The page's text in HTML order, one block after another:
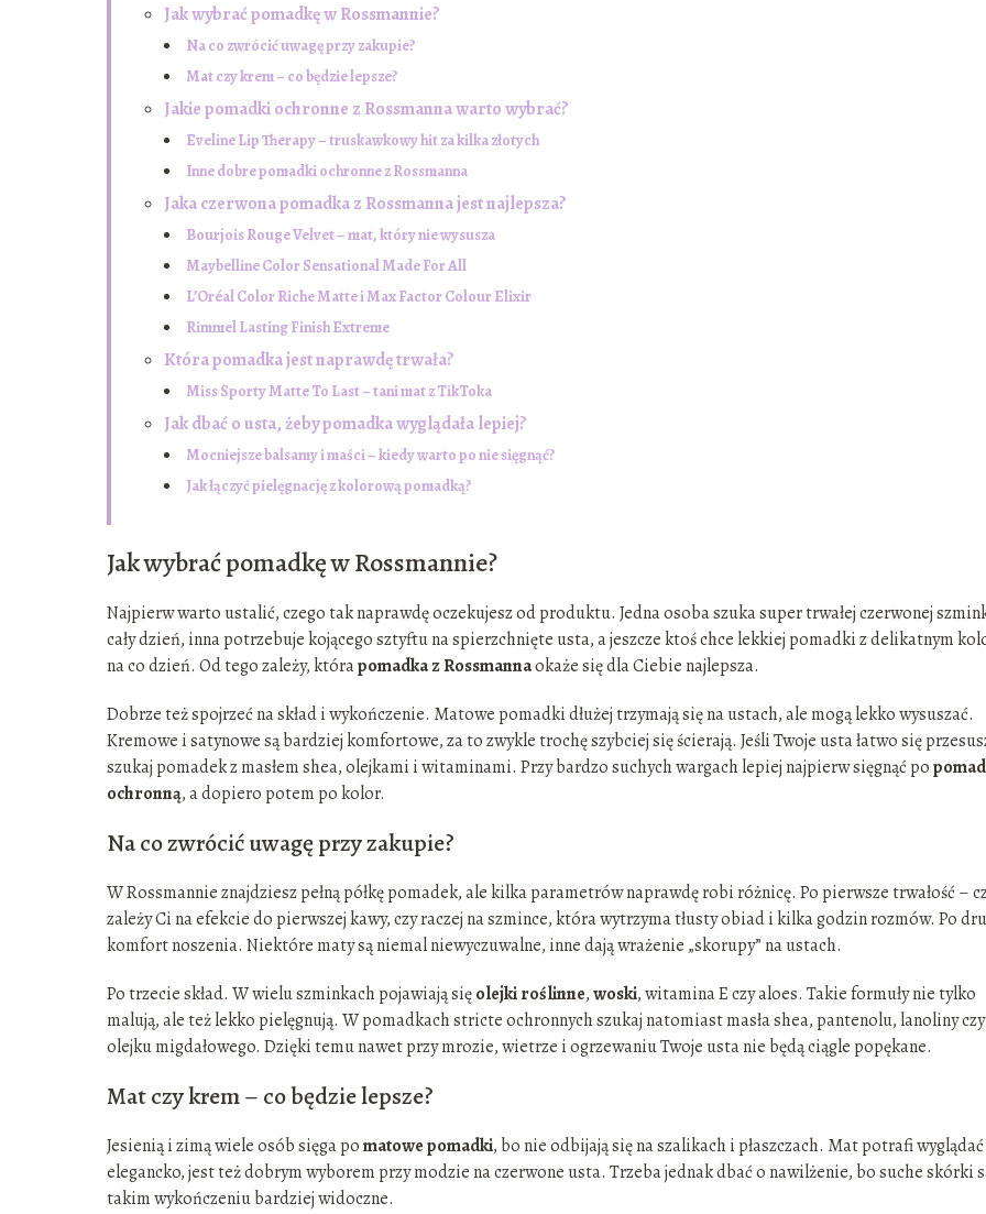
Jak wybrać pomadkę w Rossmannie?
Na co zwrócić uwagę przy zakupie?
Mat czy krem – co będzie lepsze?
Jakie pomadki ochronne z Rossmanna warto wybrać?
Eveline Lip Therapy – truskawkowy hit za kilka złotych
Inne dobre pomadki ochronne z Rossmanna
Jaka czerwona pomadka z Rossmanna jest najlepsza?
Bourjois Rouge Velvet – mat, który nie wysusza
Maybelline Color Sensational Made For All
L’Oréal Color Riche Matte i Max Factor Colour Elixir
Rimmel Lasting Finish Extreme
Która pomadka jest naprawdę trwała?
Miss Sporty Matte To Last – tani mat z TikToka
Jak dbać o usta, żeby pomadka wyglądała lepiej?
Mocniejsze balsamy i maści – kiedy warto po nie sięgnąć?
Jak łączyć pielęgnację z kolorową pomadką?
Jak wybrać pomadkę w Rossmannie?
Najpierw warto ustalić, czego tak naprawdę oczekujesz od produktu. Jedna osoba szuka super trwałej czerwonej
cały dzień, inna potrzebuje kojącego sztyftu na spierzchnięte usta, a jeszcze ktoś chce lekkiej pomadki z delikatnym
na co dzień. Od tego zależy, którapomadka z Rossmannaokaże się dla Ciebie najlepsza.
Dobrze też spojrzeć na skład i wykończenie. Matowe pomadki dłużej trzymają się na ustach, ale mogą lekko wysuszać.
Kremowe i satynowe są bardziej komfortowe, za to zwykle trochę szybciej się ścierają. Jeśli Twoje usta łatwo się
szukaj pomadek z masłem shea, olejkami i witaminami. Przy bardzo suchych wargach lepiej najpierw sięgnąć po
ochronną, a dopiero potem po kolor.
Na co zwrócić uwagę przy zakupie?
W Rossmannie znajdziesz pełną półkę pomadek, ale kilka parametrów naprawdę robi różnicę. Po pierwsze trwałość –
zależy Ci na efekcie do pierwszej kawy, czy raczej na szmince, która wytrzyma tłusty obiad i kilka godzin rozmów. Po
komfort noszenia. Niektóre maty są niemal niewyczuwalne, inne dają wrażenie „skorupy” na ustach.
Po trzecie skład. W wielu szminkach pojawiają sięolejki roślinne,woski, witamina E czy aloes. Takie formuły nie tylko
malują, ale też lekko pielęgnują. W pomadkach stricte ochronnych szukaj natomiast masła shea, pantenolu, lanoliny czy
olejku migdałowego. Dzięki temu nawet przy mrozie, wietrze i ogrzewaniu Twoje usta nie będą ciągle popękane.
Mat czy krem – co będzie lepsze?
Jesienią i zimą wiele osób sięga pomatowe pomadki, bo nie odbijają się na szalikach i płaszczach. Mat potrafi wyglądać
elegancko, jest też dobrym wyborem przy modzie na czerwone usta. Trzeba jednak dbać o nawilżenie, bo suche skórki
takim wykończeniu bardziej widoczne.